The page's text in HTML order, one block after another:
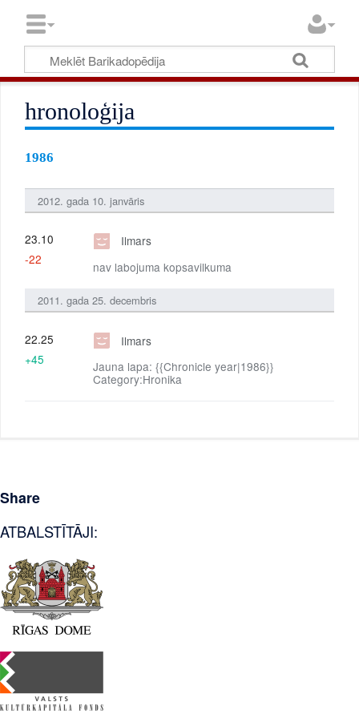
hronoloģija
1986
2012. gada 10. janvāris
Ilmars
nav labojuma kopsavilkuma
23.10
-22
2011. gada 25. decembris
Ilmars
Jauna lapa: {{Chronicle year|1986}}
Category:Hronika
22.25
+45
Share
ATBALSTĪTĀJI: